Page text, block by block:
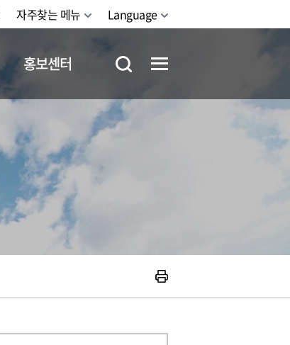
자주찾는 메뉴 Language
홍보센터